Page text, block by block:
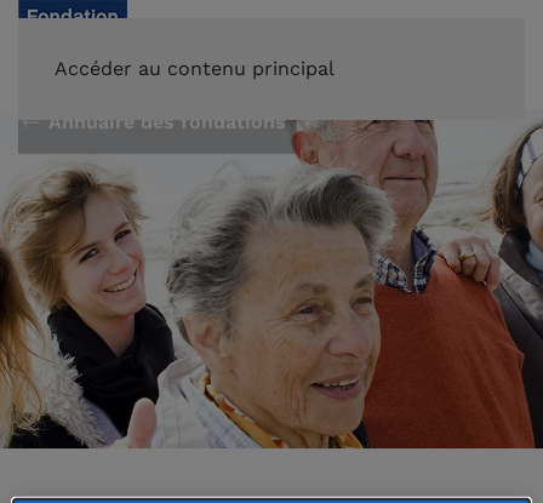
Accéder au contenu principal
Annuaire des fondations